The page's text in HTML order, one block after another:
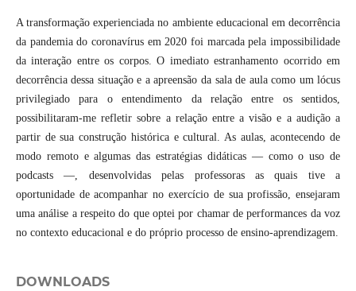
A transformação experienciada no ambiente educacional em decorrência
da pandemia do coronavírus em 2020 foi marcada pela impossibilidade
da interação entre os corpos. O imediato estranhamento ocorrido em
decorrência dessa situação e a apreensão da sala de aula como um lócus
privilegiado para o entendimento da relação entre os sentidos,
possibilitaram-me refletir sobre a relação entre a visão e a audição a
partir de sua construção histórica e cultural. As aulas, acontecendo de
modo remoto e algumas das estratégias didáticas — como o uso de
podcasts —, desenvolvidas pelas professoras as quais tive a
oportunidade de acompanhar no exercício de sua profissão, ensejaram
uma análise a respeito do que optei por chamar de performances da voz
no contexto educacional e do próprio processo de ensino-aprendizagem.
DOWNLOADS